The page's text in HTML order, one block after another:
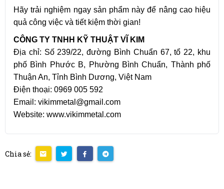
Hãy trải nghiệm ngay sản phẩm này để nâng cao hiệu
quả công việc và tiết kiệm thời gian!
CÔNG TY TNHH KỸ THUẬT VĨ KIM
Địa chỉ: Số 239/22, đường Bình Chuẩn 67, tổ 22, khu
phố Bình Phước B, Phường Bình Chuẩn, Thành phố
Thuận An, Tỉnh Bình Dương, Việt Nam
Điện thoại: 0969 005 592
Email: vikimmetal@gmail.com
Website: www.vikimmetal.com
Chia sẻ: